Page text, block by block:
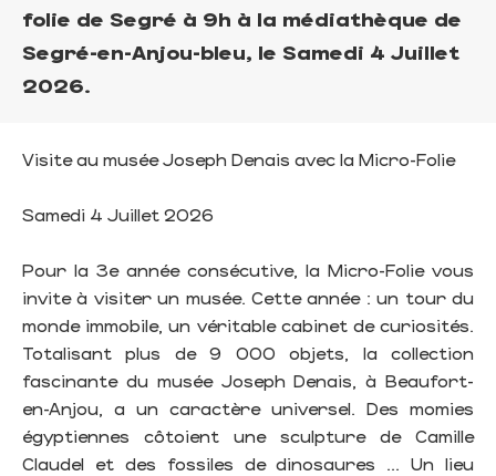
folie de Segré à 9h à la médiathèque de
Segré-en-Anjou-bleu, le Samedi 4 Juillet
2026.
Visite au musée Joseph Denais avec la Micro-Folie
Samedi 4 Juillet 2026
Pour la 3e année consécutive, la Micro-Folie vous
invite à visiter un musée. Cette année : un tour du
monde immobile, un véritable cabinet de curiosités.
Totalisant plus de 9 000 objets, la collection
fascinante du musée Joseph Denais, à Beaufort-
en-Anjou, a un caractère universel. Des momies
égyptiennes côtoient une sculpture de Camille
Claudel et des fossiles de dinosaures ... Un lieu